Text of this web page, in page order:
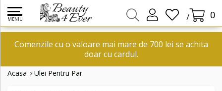
MENIU / 0
Comenzile cu o valoare mai mare de 700 lei se achita
doar cu cardul.
Acasa Ulei Pentru Par